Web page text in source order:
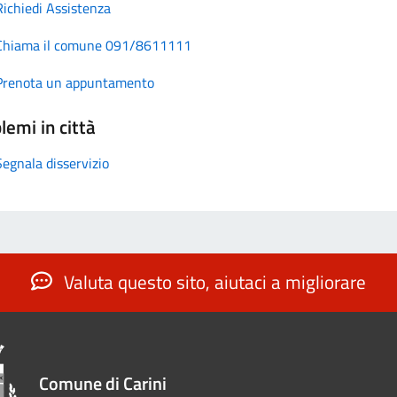
Assistenza
il comune 091/8611111
un appuntamento
in città
disservizio
Valuta questo sito, aiutaci a migliorare
Comune di Carini